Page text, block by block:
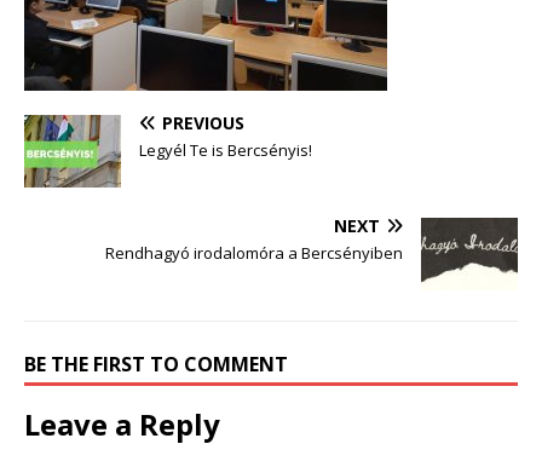
PREVIOUS
Legyél Te is Bercsényis!
NEXT
Rendhagyó irodalomóra a Bercsényiben
BE THE FIRST TO COMMENT
Leave a Reply